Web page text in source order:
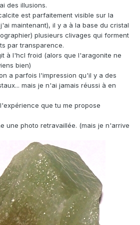
des illusions.
est parfaitement visible sur la
maintenant), il y a à la base du cristal
plusieurs clivages qui forment
par transparence.
à l'hcl froid (alors que l'aragonite ne
bien)
a parfois l'impression qu'il y a des
mais je n'ai jamais réussi à en
que tu me propose
une photo retravaillée. (mais je n'arrive